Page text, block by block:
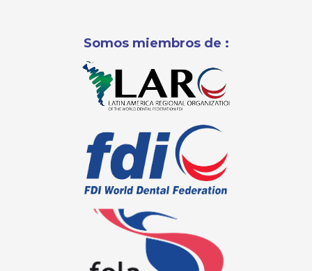
Somos miembros de :